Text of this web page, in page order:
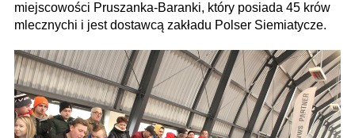
miejscowości Pruszanka-Baranki, który posiada 45 krów
mlecznychi i jest dostawcą zakładu Polser Siemiatycze.